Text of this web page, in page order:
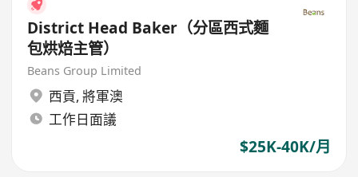
District Head Baker（分區西式麵
包烘焙主管）
Beans Group Limited
西貢, 將軍澳
工作日面議
$25K-40K/月